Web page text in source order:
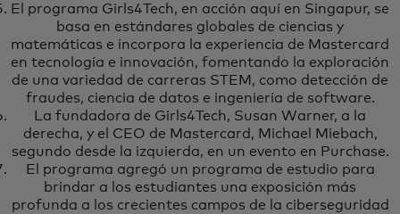
El programa Girls4Tech, en acción aquí en Singapur, se
basa en estándares globales de ciencias y
matemáticas e incorpora la experiencia de Mastercard
en tecnología e innovación, fomentando la exploración
de una variedad de carreras STEM, como detección de
fraudes, ciencia de datos e ingeniería de software.
La fundadora de Girls4Tech, Susan Warner, a la
derecha, y el CEO de Mastercard, Michael Miebach,
segundo desde la izquierda, en un evento en Purchase.
El programa agregó un programa de estudio para
brindar a los estudiantes una exposición más
profunda a los crecientes campos de la ciberseguridad